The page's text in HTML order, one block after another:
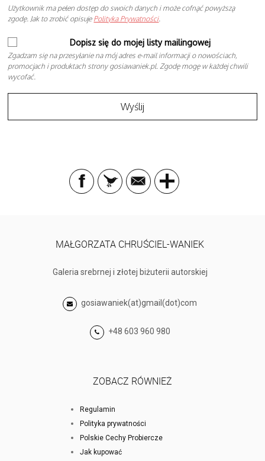
Użytkownik ma pełen dostęp do swoich danych i może cofnąć powyższą
zgodę. Jak to zrobić opisuje Polityka Prywatności.
Dopisz się do mojej listy mailingowej
Zgadzam się na przesyłanie na mój adres e-mail informacji o nowościach,
promocjach i produktach strony gosiawaniek.pl. Zgodę mogę w każdej chwili
wycofać.
MAŁGORZATA CHRUŚCIEL-WANIEK
Galeria srebrnej i złotej biżuterii autorskiej
gosiawaniek(at)gmail(dot)com
+48 603 960 980
ZOBACZ RÓWNIEŻ
Regulamin
Polityka prywatności
Polskie Cechy Probiercze
Jak kupować